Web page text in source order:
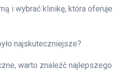
i wybrać klinikę, która oferuje
najskuteczniejsze?
warto znaleźć najlepszego